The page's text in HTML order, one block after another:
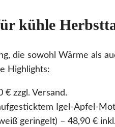
kühle
die sowohl Wärme als
Highlights:
€ zzgl. Versand.
Igel-Apfel-
geringelt) – 48,90 €